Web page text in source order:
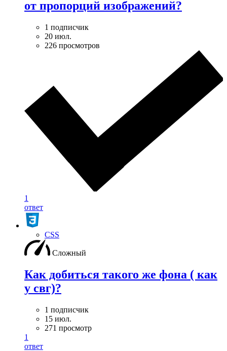
от пропорций изображений?
1 подписчик
20 июл.
226 просмотров
1
ответ
CSS
Сложный
Как добиться такого же фона ( как
у свг)?
1 подписчик
15 июл.
271 просмотр
1
ответ